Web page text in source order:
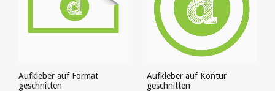
Aufkleber auf Format
geschnitten
Aufkleber auf Kontur
geschnitten